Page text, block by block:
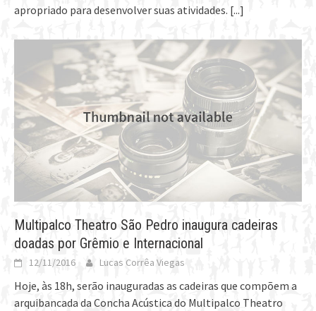
apropriado para desenvolver suas atividades. [...]
Multipalco Theatro São Pedro inaugura cadeiras
doadas por Grêmio e Internacional
12/11/2016 Lucas Corrêa Viegas
Hoje, às 18h, serão inauguradas as cadeiras que compõem a
arquibancada da Concha Acústica do Multipalco Theatro